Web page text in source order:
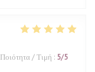
Ποιότητα / Τιμή : 5/5